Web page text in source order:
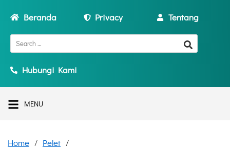
Beranda Privacy Tentang
Hubungi Kami
MENU
Home
Pelet